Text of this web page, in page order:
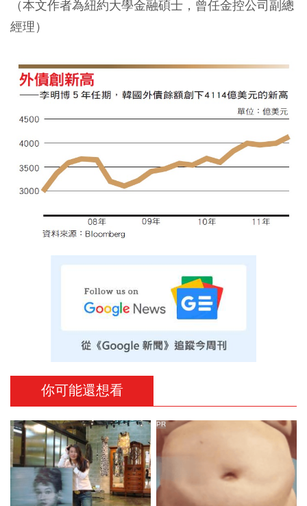
（本文作者為紐約大學金融碩士，曾任金控公司副總
經理）
你可能還想看
PR